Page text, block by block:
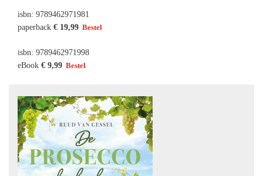
isbn: 9789462971981
paperback € 19,99
isbn: 9789462971998
eBook € 9,99